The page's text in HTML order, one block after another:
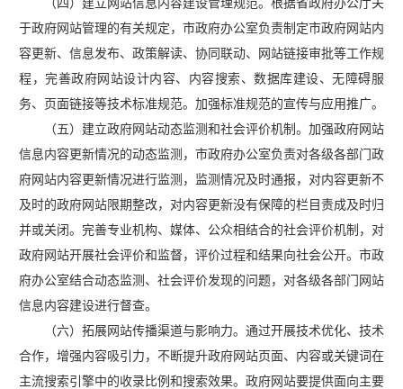
（四）建立网站信息内容建设管理规范。根据省政府办公厅关
于政府网站管理的有关规定，市政府办公室负责制定市政府网站内
容更新、信息发布、政策解读、协同联动、网站链接审批等工作规
程，完善政府网站设计内容、内容搜索、数据库建设、无障碍服
务、页面链接等技术标准规范。加强标准规范的宣传与应用推广。
（五）建立政府网站动态监测和社会评价机制。加强政府网站
信息内容更新情况的动态监测，市政府办公室负责对各级各部门政
府网站内容更新情况进行监测，监测情况及时通报，对内容更新不
及时的政府网站限期整改，对内容更新没有保障的栏目责成及时归
并或关闭。完善专业机构、媒体、公众相结合的社会评价机制，对
政府网站开展社会评价和监督，评价过程和结果向社会公开。市政
府办公室结合动态监测、社会评价发现的问题，对各级各部门网站
信息内容建设进行督查。
（六）拓展网站传播渠道与影响力。通过开展技术优化、技术
合作，增强内容吸引力，不断提升政府网站页面、内容或关键词在
主流搜索引擎中的收录比例和搜索效果。政府网站要提供面向主要